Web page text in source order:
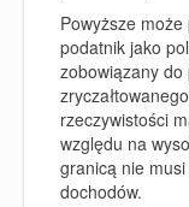
Powyższe
podatnik jako
zobowiązany
rzeczywistości
względu na
granicą nie
dochodów.